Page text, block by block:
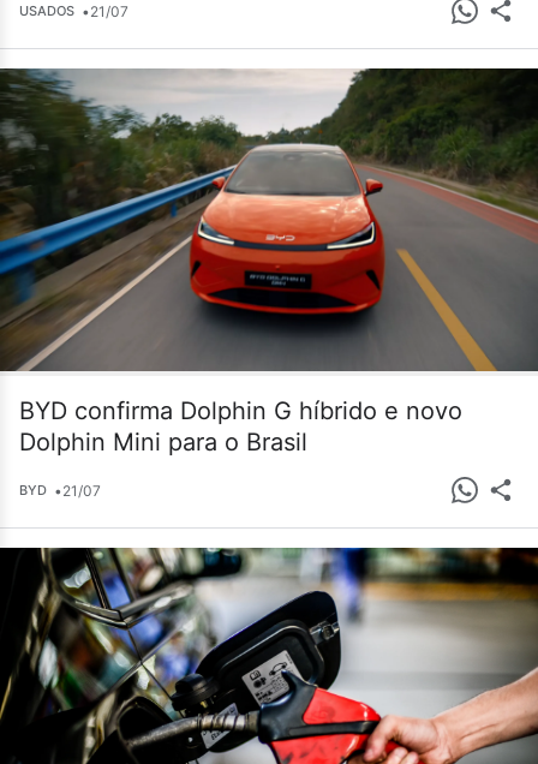
USADOS •21/07
BYD confirma Dolphin G híbrido e novo
Dolphin Mini para o Brasil
BYD •21/07